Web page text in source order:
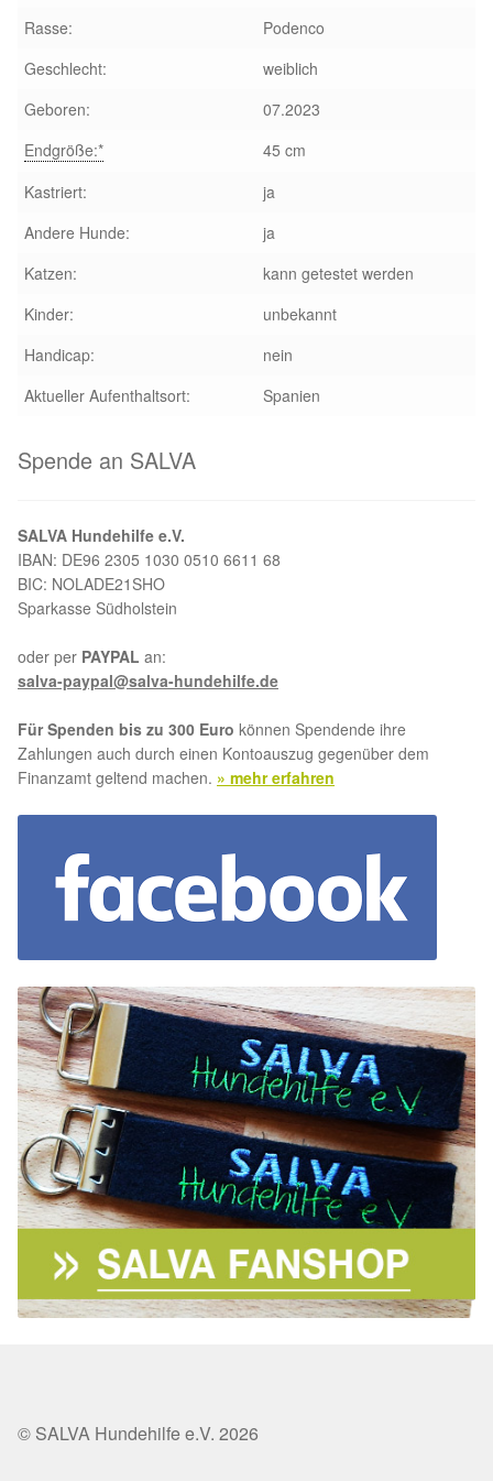
Happy End Stories
Aktuelles
SALVA News
Kreativprojekte
Partnertierheim La Linea in Spanien
Aktion „Hilfe La Linea“
Updates „Hilfe La Linea“
Partnertierheim in Bulgarien
Rasse:
Podenco
Geschlecht:
weiblich
Geboren:
07.2023
Endgröße:*
45 cm
Kastriert:
ja
Andere Hunde:
ja
Katzen:
kann getestet werden
Kinder:
unbekannt
Handicap:
nein
Aktueller Aufenthaltsort:
Spanien
Spende an SALVA
SALVA Hundehilfe e.V.
IBAN: DE96 2305 1030 0510 6611 68
BIC: NOLADE21SHO
Sparkasse Südholstein
oder per PAYPAL an:
salva-paypal@salva-hundehilfe.de
Für Spenden bis zu 300 Euro können Spendende ihre
Zahlungen auch durch einen Kontoauszug gegenüber dem
Finanzamt geltend machen. » mehr erfahren
© SALVA Hundehilfe e.V. 2026